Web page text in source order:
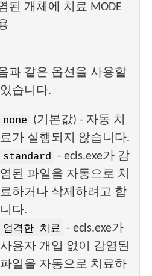
된 개체에 치료 MODE
과 같은 옵션을 사용할
습니다.
none
(기본값) - 자동 치
료가 실행되지 않습니다.
standard - ecls.exe가 감
염된 파일을 자동으로 치
료하거나 삭제하려고 합
니다.
엄격한 치료 - ecls.exe가
사용자 개입 없이 감염된
파일을 자동으로 치료하